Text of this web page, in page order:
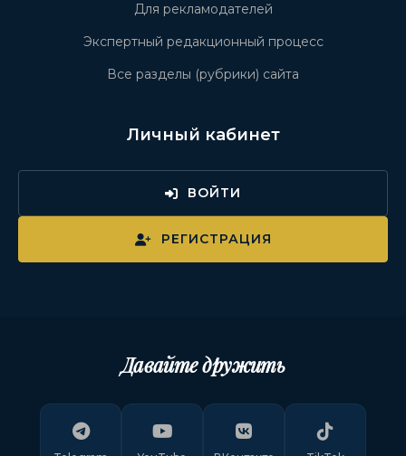
Для рекламодателей
Экспертный редакционный процесс
Все разделы (рубрики) сайта
Личный кабинет
ВОЙТИ
РЕГИСТРАЦИЯ
Давайте дружить